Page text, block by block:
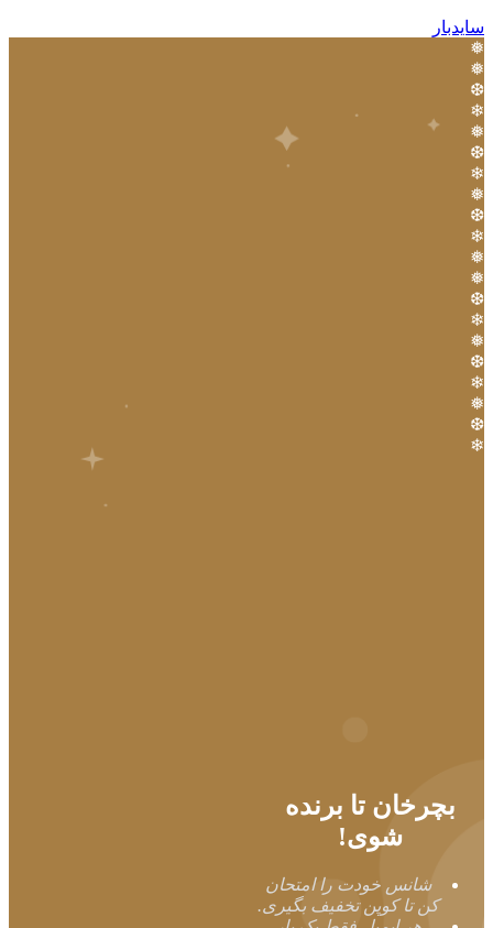
سایدبار
❅
❅
❆
❄
❅
❆
❄
❅
❆
❄
❅
❅
❆
❄
❅
❆
❄
❅
❆
❄
بچرخان تا برنده
شوی!
شانس خودت را امتحان
کن تا کوپن تخفیف بگیری.